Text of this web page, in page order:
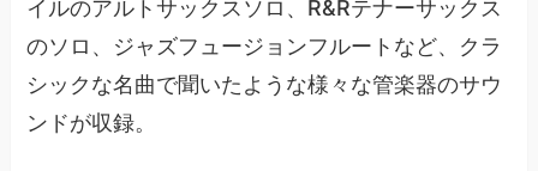
イルのアルトサックスソロ、R&Rテナーサックス
のソロ、ジャズフュージョンフルートなど、クラ
シックな名曲で聞いたような様々な管楽器のサウ
ンドが収録。